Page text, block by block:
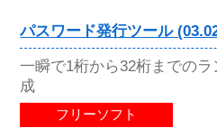
パスワード発行ツール
一瞬で1桁から32桁までの
成
フリーソフト